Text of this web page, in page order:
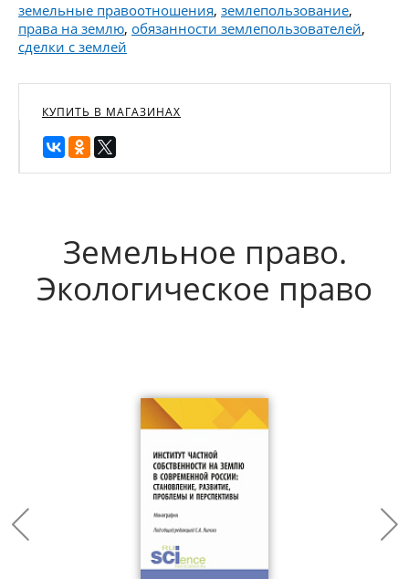
земельные правоотношения, землепользование,
права на землю, обязанности землепользователей,
сделки с землей
КУПИТЬ В МАГАЗИНАХ
Земельное право.
Экологическое право